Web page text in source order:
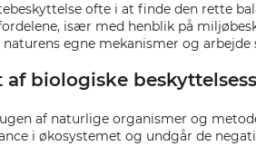
ofte i at finde den rette
især med henblik på
egne mekanismer og
biologiske
af naturlige organismer og
i økosystemet og undgår de